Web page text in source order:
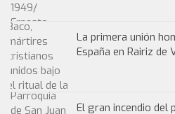
La primera unión
España en Rairiz de
El gran incendio del